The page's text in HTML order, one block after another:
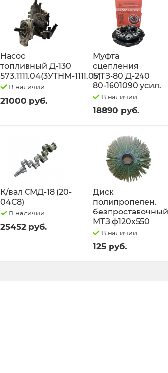
Насос
топливный Д-130
573.1111.04(3УТНМ-1111.05)
В наличии
21000 руб.
Муфта
сцепления
МТЗ-80 Д-240
80-1601090 усил.
В наличии
18890 руб.
К/вал СМД-18 (20-
04С8)
В наличии
25452 руб.
Диск
полипропелен.
безпроставочный
МТЗ ф120х550
В наличии
125 руб.